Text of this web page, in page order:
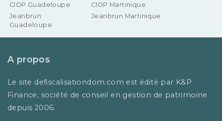
CIOP Guadeloupe
Jeanbrun
Guadeloupe
CIOP Martinique
Jeanbrun Martinique
A propos
Le site defiscalisationdom.com est édité par K&P
Finance, société de conseil en gestion de patrimoine
depuis 2006.